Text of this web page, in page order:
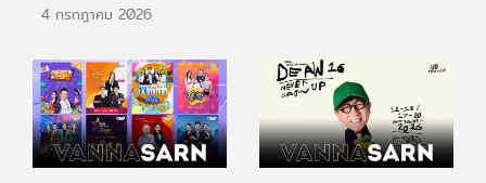
4 กรกฎาคม 2026